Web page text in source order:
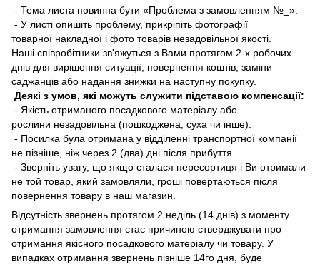
- Тема листа повинна бути «Проблема з замовленням №_».
- У листі опишіть проблему, прикріпіть фотографії
товарної накладної і фото товарів незадовільної якості.
Наші співробітники зв'яжуться з Вами протягом 2-х робочих
днів для вирішення ситуації, повернення коштів, заміни
саджанців або надання знижки на наступну покупку.
Деякі з умов, які можуть служити підставою компенсації:
- Якість отриманого посадкового матеріалу або
рослини незадовільна (пошкоджена, суха чи інше).
- Посилка була отримана у відділенні транспортної компанії
не пізніше, ніж через 2 (два) дні після прибуття.
- Зверніть увагу, що якщо сталася пересортиця і Ви отримали
не той товар, який замовляли, гроші повертаються після
повернення товару в наш магазин.
Відсутність звернень протягом 2 неділь (14 днів) з моменту
отримання замовлення стає причиною стверджувати про
отримання якісного посадкового матеріалу чи товару. У
випадках отримання звернень пізніше 14го дня, буде